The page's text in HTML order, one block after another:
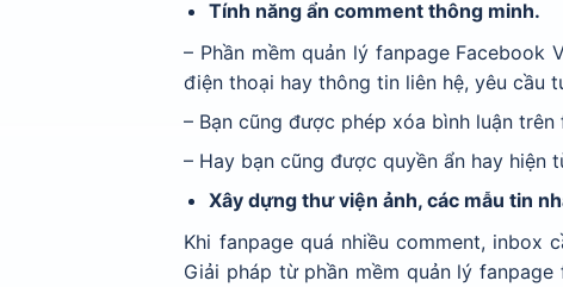
Tính năng ẩn comment thông minh.
– Phần mềm quản lý fanpage
điện thoại hay thông tin liên hệ, yêu cầu
– Bạn cũng được phép xóa bình luận
– Hay bạn cũng được quyền ẩn hay hiện
Xây dựng thư viện ảnh, các mẫu tin
Khi fanpage quá nhiều comment, inbox
Giải pháp từ phần mềm quản lý